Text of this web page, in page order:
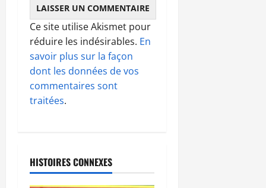
Ce site utilise Akismet pour
réduire les indésirables. En
savoir plus sur la façon
dont les données de vos
commentaires sont
traitées.
HISTOIRES CONNEXES